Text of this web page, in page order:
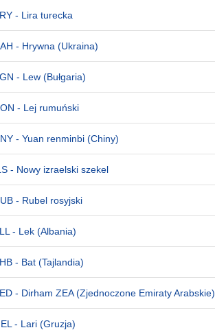
- Lira turecka
- Hrywna (Ukraina)
- Lew (Bułgaria)
- Lej rumuński
- Yuan renminbi (Chiny)
- Nowy izraelski szekel
- Rubel rosyjski
- Lek (Albania)
- Bat (Tajlandia)
- Dirham ZEA (Zjednoczone Emiraty Arabskie)
- Lari (Gruzja)